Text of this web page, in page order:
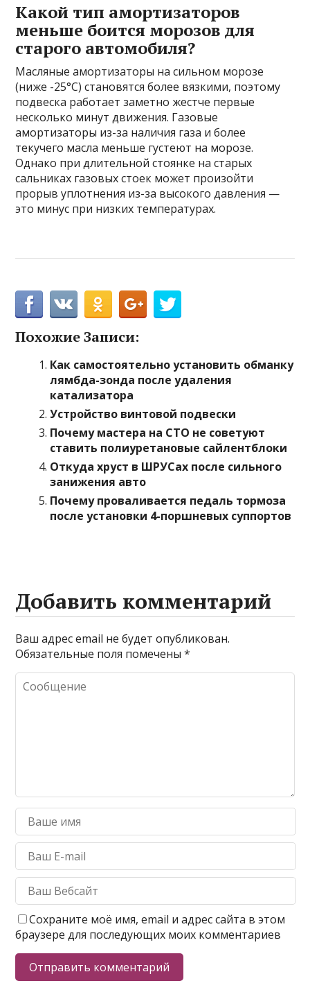
Какой тип амортизаторов
меньше боится морозов для
старого автомобиля?
Масляные амортизаторы на сильном морозе
(ниже -25°C) становятся более вязкими, поэтому
подвеска работает заметно жестче первые
несколько минут движения. Газовые
амортизаторы из-за наличия газа и более
текучего масла меньше густеют на морозе.
Однако при длительной стоянке на старых
сальниках газовых стоек может произойти
прорыв уплотнения из-за высокого давления —
это минус при низких температурах.
Похожие Записи:
Как самостоятельно установить обманку
лямбда-зонда после удаления
катализатора
Устройство винтовой подвески
Почему мастера на СТО не советуют
ставить полиуретановые сайлентблоки
Откуда хруст в ШРУСах после сильного
занижения авто
Почему проваливается педаль тормоза
после установки 4-поршневых суппортов
Добавить комментарий
Ваш адрес email не будет опубликован.
Обязательные поля помечены*
Сохраните моё имя, email и адрес сайта в этом
браузере для последующих моих комментариев